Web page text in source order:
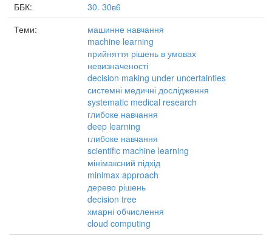
ББК:
30. 30в6
Теми:
машинне навчання
machine learning
прийняття рішень в умовах
невизначеності
decision making under uncertainties
системні медичні дослідження
systematic medical research
глибоке навчання
deep learning
глибоке навчання
scientific machine learning
мінімаксний підхід
minimax approach
дерево рішень
decision tree
хмарні обчислення
cloud computing